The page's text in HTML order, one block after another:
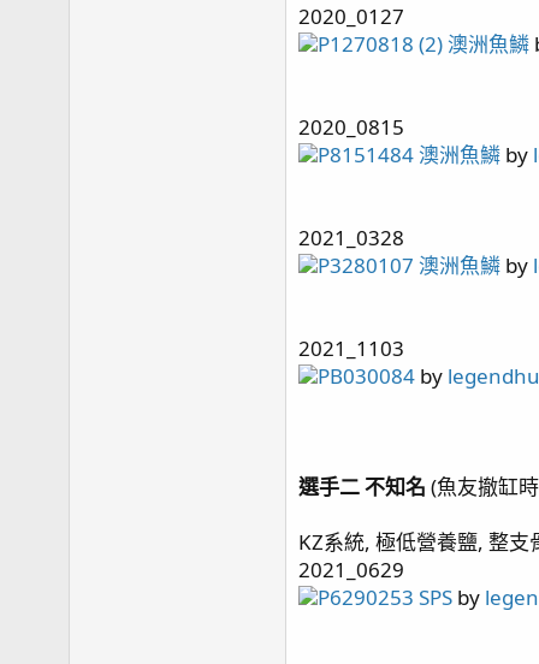
page72 Quantum Meter MQ-510
page74 Tank Update(video) / 夜間骨
page77 硬骨紀錄 皇冠 / 水草缸 / 四年二月更新 /
page81 側濾簡介 / 再敲橘子
page85 瘦身計畫 / 43地震慘案
page88 持續瘦身 / 震後一個月 / 主峰九叢骨
page92 T5 預熱安定器損毀 / 瘦身換血 / 出差過後
page98 影片更新 / 尋找草缸有緣人 / 巨物移出 /
2020_0127
P1270818 (2) 澳洲魚鱗
2020_0815
P8151484 澳洲魚鱗 by
2021_0328
P3280107 澳洲魚鱗 by
2021_1103
PB030084 by
選手二 不知名 (魚友撤缸
KZ系統, 極低營養鹽, 整支
2021_0629
P6290253 SPS by